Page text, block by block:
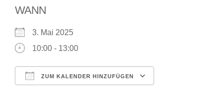
WANN
3. Mai 2025
10:00 - 13:00
ZUM KALENDER HINZUFÜGEN